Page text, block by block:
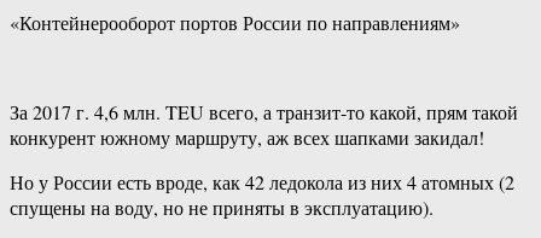
«Контейнерооборот портов России по направлениям»
За 2017 г. 4,6 млн. TEU всего, а транзит-то какой, прям такой
конкурент южному маршруту, аж всех шапками закидал!
Но у России есть вроде, как 42 ледокола из них 4 атомных (2
спущены на воду, но не приняты в эксплуатацию).